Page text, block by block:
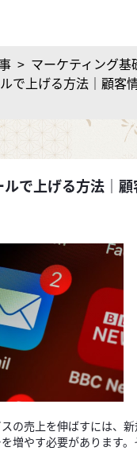
> マーケティング基
で上げる方法｜顧客
で上げる方法｜
の売上を伸ばすには、
増やす必要があります